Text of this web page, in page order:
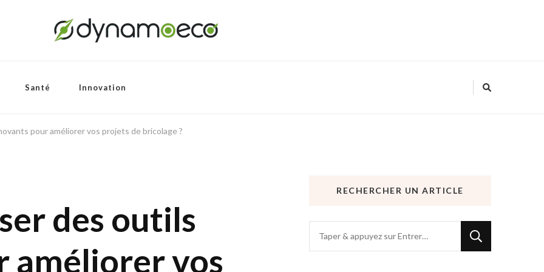
Santé Innovation
pour améliorer vos projets de bricolage ?
des outils
améliorer vos
RECHERCHER UN ARTICLE
recherchiez